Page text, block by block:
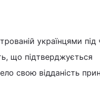
українцями під
що підтверджується
свою відданість